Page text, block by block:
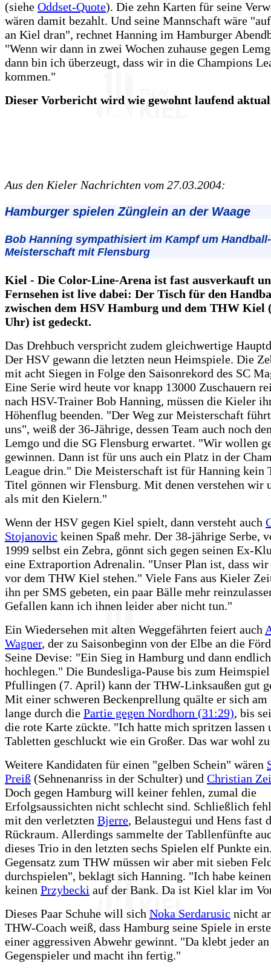
(siehe Oddset-Quote). Die zehn Karten für seine
wären damit bezahlt. Und seine Mannschaft wäre
an Kiel dran", rechnet Hanning im Hamburger
"Wenn wir dann in zwei Wochen zuhause gegen
dann bin ich überzeugt, dass wir in die Champions
kommen."
Dieser Vorbericht wird wie gewohnt laufend
Aus den Kieler Nachrichten vom 27.03.2004:
Hamburger spielen Zünglein an der Waage
Bob Hanning sympathisiert im Kampf um Handball-
Meisterschaft mit Flensburg
Kiel - Die Color-Line-Arena ist fast ausverkauft
Fernsehen ist live dabei: Der Tisch für den
zwischen dem HSV Hamburg und dem THW Kiel
Uhr) ist gedeckt.
Das Drehbuch verspricht zudem gleichwertige
Der HSV gewann die letzten neun Heimspiele. Die
mit acht Siegen in Folge den Saisonrekord des SC
Eine Serie wird heute vor knapp 13000 Zuschauern
nach HSV-Trainer Bob Hanning, müssen die Kieler
Höhenflug beenden. "Der Weg zur Meisterschaft
uns", weiß der 36-Jährige, dessen Team auch noch
Lemgo und die SG Flensburg erwartet. "Wir wollen
gewinnen. Dann ist für uns auch ein Platz in der
League drin." Die Meisterschaft ist für Hanning kein
Titel gönnen wir Flensburg. Mit denen verstehen wir
als mit den Kielern."
Wenn der HSV gegen Kiel spielt, dann versteht auch
Stojanovic keinen Spaß mehr. Der 38-jährige Serbe,
1999 selbst ein Zebra, gönnt sich gegen seinen Ex-
eine Extraportion Adrenalin. "Unser Plan ist, dass
vor dem THW Kiel stehen." Viele Fans aus Kieler
ihn per SMS gebeten, ein paar Bälle mehr
Gefallen kann ich ihnen leider aber nicht tun."
Ein Wiedersehen mit alten Weggefährten feiert auch
Wagner, der zu Saisonbeginn von der Elbe an die
Seine Devise: "Ein Sieg in Hamburg und dann
hochlegen." Die Bundesliga-Pause bis zum Heimspiel
Pfullingen (7. April) kann der THW-Linksaußen gut
Mit einer schweren Beckenprellung quälte er sich
lange durch die Partie gegen Nordhorn (31:29), bis
die rote Karte zückte. "Ich hatte mich spritzen lassen
Tabletten geschluckt wie ein Großer. Das war wohl
Weitere Kandidaten für einen "gelben Schein" wären
Preiß (Sehnenanriss in der Schulter) und Christian
Doch gegen Hamburg will keiner fehlen, zumal die
Erfolgsaussichten nicht schlecht sind. Schließlich
mit den verletzten Bjerre, Belaustegui und Hens fast
Rückraum. Allerdings sammelte der Tabllenfünfte
dieses Trio in den letzten sechs Spielen elf Punkte
Gegensatz zum THW müssen wir aber mit sieben
durchspielen", beklagt sich Hanning. "Ich habe
keinen Przybecki auf der Bank. Da ist Kiel klar im
Dieses Paar Schuhe will sich Noka Serdarusic nicht
THW-Coach weiß, dass Hamburg seine Spiele in
einer aggressiven Abwehr gewinnt. "Da klebt jeder
Gegenspieler und macht ihn fertig."